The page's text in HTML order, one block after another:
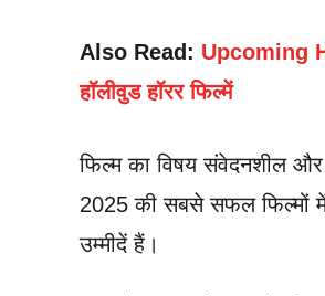
Also Read: Upcoming
हॉलीवुड हॉरर फिल्में
फिल्म का विषय संवेदनशील
2025 की सबसे सफल फिल्मों में
उम्मीदें हैं।